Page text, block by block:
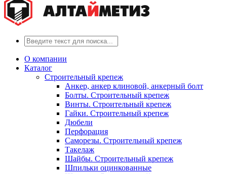
О компании
Каталог
Строительный крепеж
Анкер, анкер клиновой, анкерный болт
Болты. Строительный крепеж
Винты. Строительный крепеж
Гайки. Строительный крепеж
Дюбели
Перфорация
Саморезы. Строительный крепеж
Такелаж
Шайбы. Строительный крепеж
Шпильки оцинкованные